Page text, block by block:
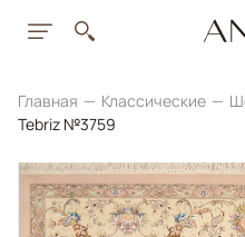
Главная Классические
Tebriz №3759